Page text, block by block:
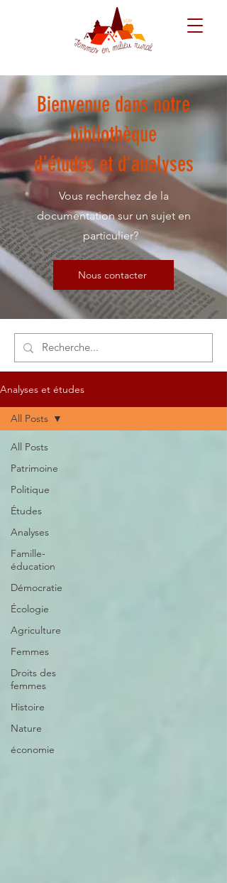
Bienvenue dans notre
bibliothèque
d'études et d'analyses
Vous recherchez de la
documentation sur un sujet en
particulier?
Nous contacter
Analyses et études
All Posts
Patrimoine
Politique
Études
Analyses
Famille-
éducation
Démocratie
Écologie
Agriculture
Femmes
Droits des
femmes
Histoire
Nature
économie
All Posts